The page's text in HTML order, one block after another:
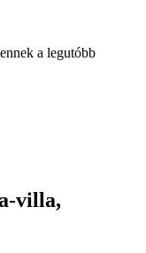
a legutóbb
villa,